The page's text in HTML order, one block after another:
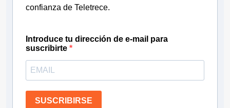
confianza de Teletrece.
Introduce tu dirección de e-mail para
suscribirte
SUSCRIBIRSE